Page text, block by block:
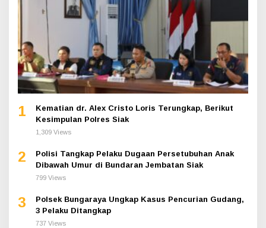
1
Kematian dr. Alex Cristo Loris Terungkap, Berikut
Kesimpulan Polres Siak
1,309 Views
2
Polisi Tangkap Pelaku Dugaan Persetubuhan Anak
Dibawah Umur di Bundaran Jembatan Siak
799 Views
3
Polsek Bungaraya Ungkap Kasus Pencurian Gudang,
3 Pelaku Ditangkap
737 Views